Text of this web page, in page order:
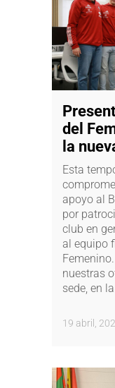
del
la
Esta
apoyo al
por
club en
al equipo
nuestras
sede, en
19 abril,